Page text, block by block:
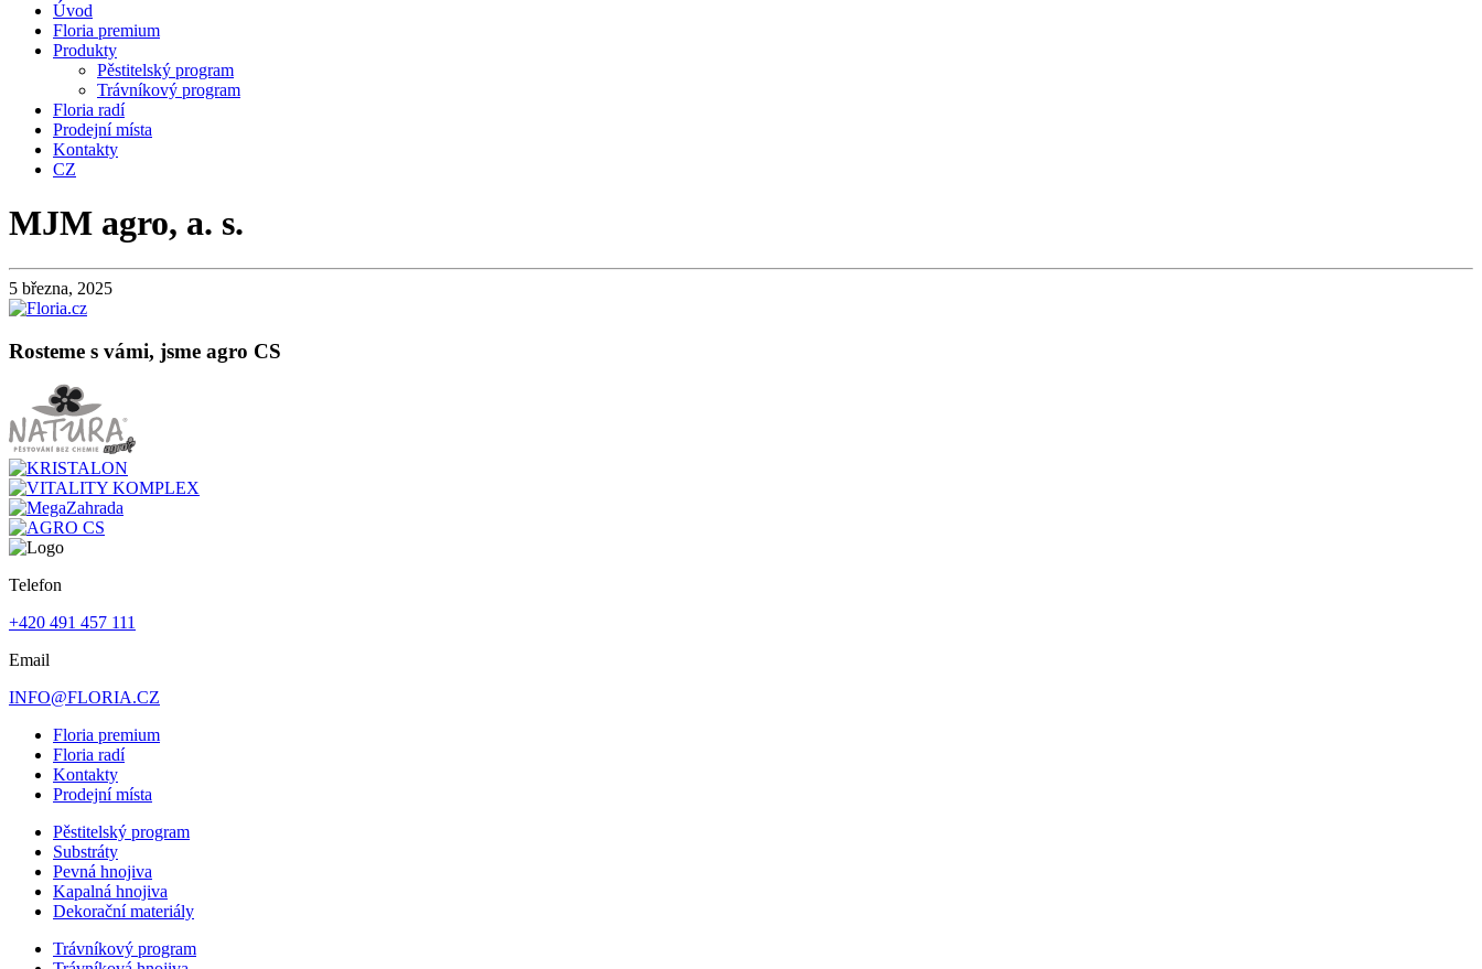
Úvod
Floria premium
Produkty
Pěstitelský program
Trávníkový program
Floria radí
Prodejní místa
Kontakty
CZ
MJM agro, a. s.
5 března, 2025
Rosteme s vámi, jsme agro CS
Telefon
+420 491 457 111
Email
INFO@FLORIA.CZ
Floria premium
Floria radí
Kontakty
Prodejní místa
Pěstitelský program
Substráty
Pevná hnojiva
Kapalná hnojiva
Dekorační materiály
Trávníkový program